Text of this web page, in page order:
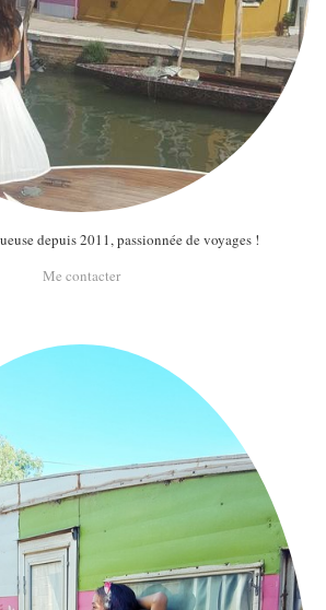
depuis 2011, passionnée de voyages !
Me contacter